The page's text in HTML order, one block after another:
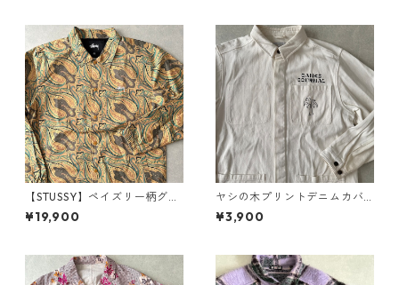
【STUSSY】ペイズリー柄グラ
フィックジャケット 総柄 L 古
着 メンズ
¥19,900
ヤシの木プリントデニムカバ
ーオールジャケット ホワイト
L 古着 メンズ
¥3,900